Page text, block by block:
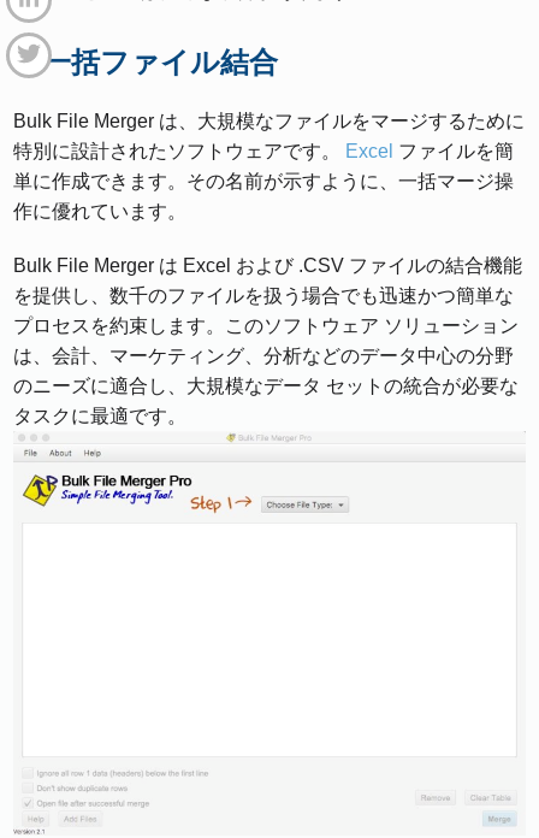
6. 一括ファイル結合
Bulk File Merger は、大規模なファイルをマージするために
特別に設計されたソフトウェアです。
Excel ファイルを簡
単に作成できます。その名前が示すように、一括マージ操
作に優れています。
Bulk File Merger は Excel および .CSV ファイルの結合機能
を提供し、数千のファイルを扱う場合でも迅速かつ簡単な
プロセスを約束します。このソフトウェア ソリューション
は、会計、マーケティング、分析などのデータ中心の分野
のニーズに適合し、大規模なデータ セットの統合が必要な
タスクに最適です。